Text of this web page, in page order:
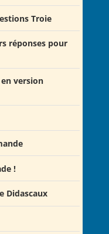
romaine à
Didascaux
Troie
réponses pour
version
!
d'0r
Didascaux